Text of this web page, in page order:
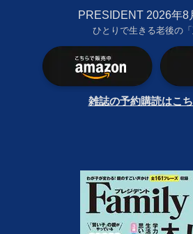
PRESIDENT 2026年8
ひとりで生きる老後の「
雑誌の予約購読はこ